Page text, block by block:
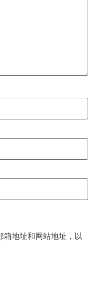
地址和网站地址，以